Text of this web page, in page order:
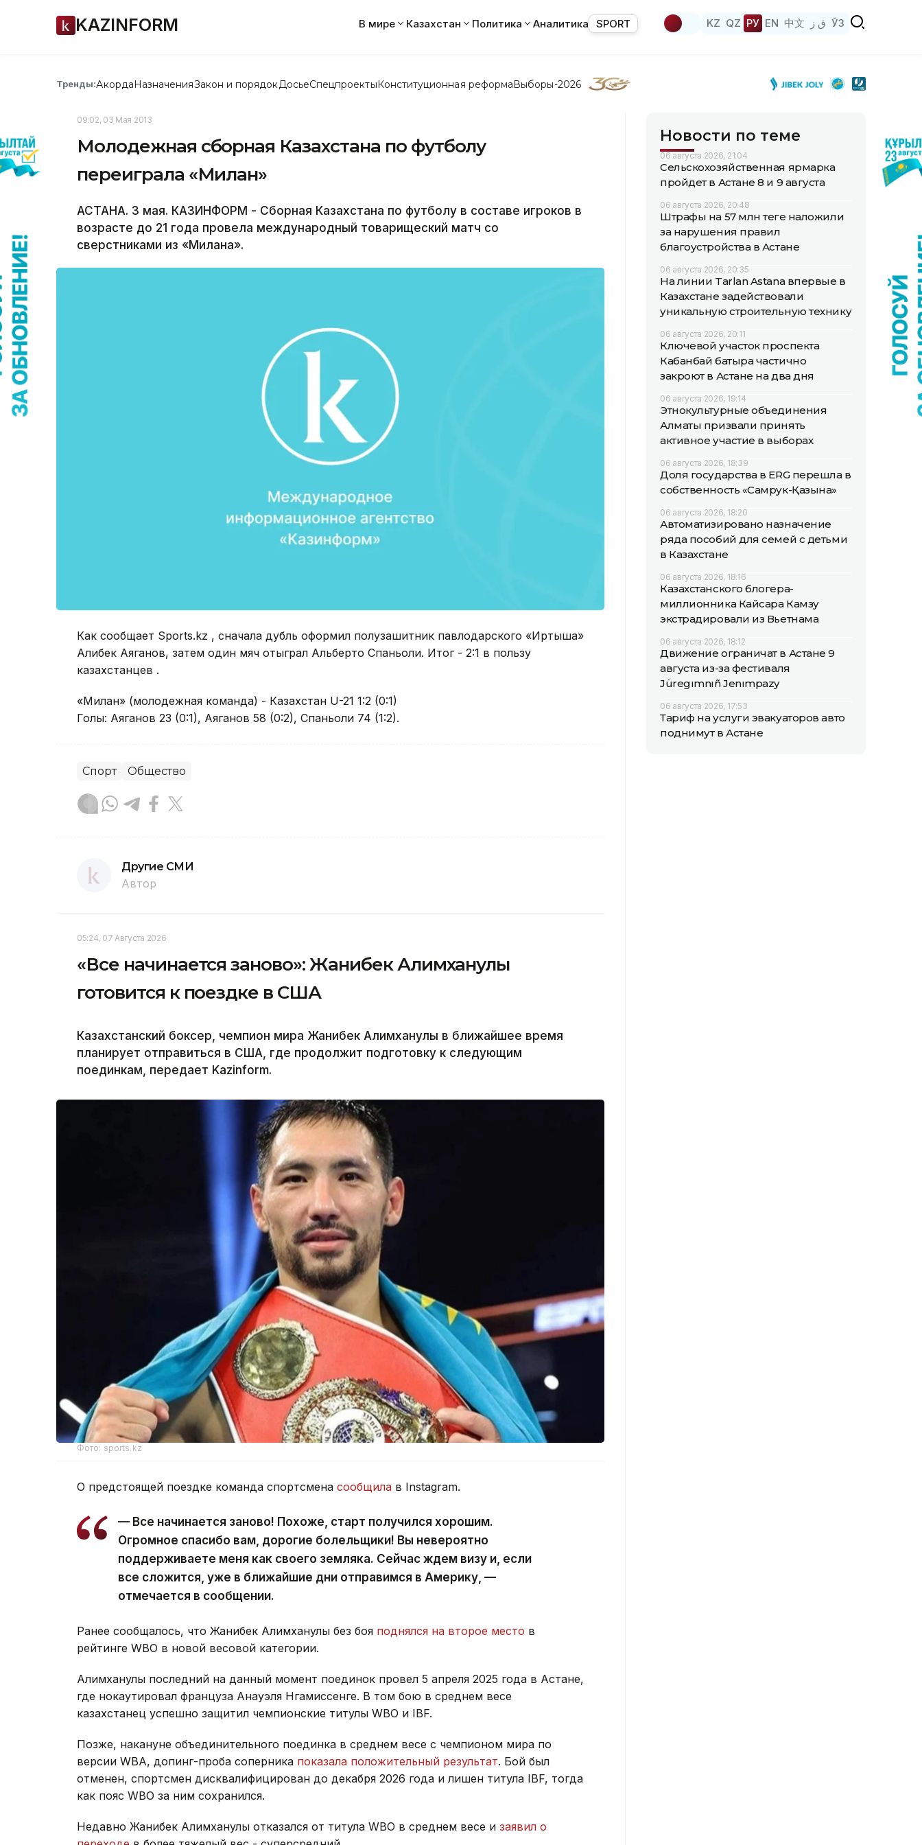
KAZINFORM В мире Казахстан Политика Аналитика SPORT KZ QZ РУ EN 中文 ق ز ЎЗ
Тренды:АкордаНазначенияЗакон и порядок ДосьеСпецпроектыКонституционная реформаВыборы-2026
09:02, 03 Мая 2013
Молодежная сборная Казахстана по футболу
переиграла «Милан»
АСТАНА. 3 мая. КАЗИНФОРМ - Сборная Казахстана по футболу в составе игроков в
возрасте до 21 года провела международный товарищеский матч со
сверстниками из «Милана».
Как сообщает Sports.kz , сначала дубль оформил полузашитник павлодарского «Иртыша»
Алибек Аяганов, затем один мяч отыграл Альберто Спаньоли. Итог - 2:1 в пользу
казахстанцев .
«Милан» (молодежная команда) - Казахстан U-21 1:2 (0:1)
Голы: Аяганов 23 (0:1), Аяганов 58 (0:2), Спаньоли 74 (1:2).
Спорт Общество
Другие СМИ
Автор
05:24, 07 Августа 2026
«Все начинается заново»: Жанибек Алимханулы
готовится к поездке в США
Казахстанский боксер, чемпион мира Жанибек Алимханулы в ближайшее время
планирует отправиться в США, где продолжит подготовку к следующим
поединкам, передает Kazinform.
Фото: sports.kz
О предстоящей поездке команда спортсмена сообщила в Instagram.
— Все начинается заново! Похоже, старт получился хорошим.
Огромное спасибо вам, дорогие болельщики! Вы невероятно
поддерживаете меня как своего земляка. Сейчас ждем визу и, если
все сложится, уже в ближайшие дни отправимся в Америку, —
отмечается в сообщении.
Ранее сообщалось, что Жанибек Алимханулы без боя поднялся на второе место в
рейтинге WBO в новой весовой категории.
Алимханулы последний на данный момент поединок провел 5 апреля 2025 года в Астане,
где нокаутировал француза Анауэля Нгамиссенге. В том бою в среднем весе
казахстанец успешно защитил чемпионские титулы WBO и IBF.
Позже, накануне объединительного поединка в среднем весе с чемпионом мира по
версии WBA, допинг-проба соперника показала положительный результат. Бой был
отменен, спортсмен дисквалифицирован до декабря 2026 года и лишен титула IBF, тогда
как пояс WBO за ним сохранился.
Недавно Жанибек Алимханулы отказался от титула WBO в среднем весе и заявил о
Новости по теме
06 августа 2026, 21:04
Сельскохозяйственная ярмарка
пройдет в Астане 8 и 9 августа
06 августа 2026, 20:48
Штрафы на 57 млн теңге наложили
за нарушения правил
благоустройства в Астане
06 августа 2026, 20:35
На линии Tarlan Astana впервые в
Казахстане задействовали
уникальную строительную технику
06 августа 2026, 20:11
Ключевой участок проспекта
Кабанбай батыра частично
закроют в Астане на два дня
06 августа 2026, 19:14
Этнокультурные объединения
Алматы призвали принять
активное участие в выборах
06 августа 2026, 18:39
Доля государства в ERG перешла в
собственность «Самрук-Қазына»
06 августа 2026, 18:20
Автоматизировано назначение
ряда пособий для семей с детьми
в Казахстане
06 августа 2026, 18:16
Казахстанского блогера-
миллионника Кайсара Камзу
экстрадировали из Вьетнама
06 августа 2026, 18:12
Движение ограничат в Астане 9
августа из-за фестиваля
Jüregımnıñ Jenımpazy
06 августа 2026, 17:53
Тариф на услуги эвакуаторов авто
поднимут в Астане